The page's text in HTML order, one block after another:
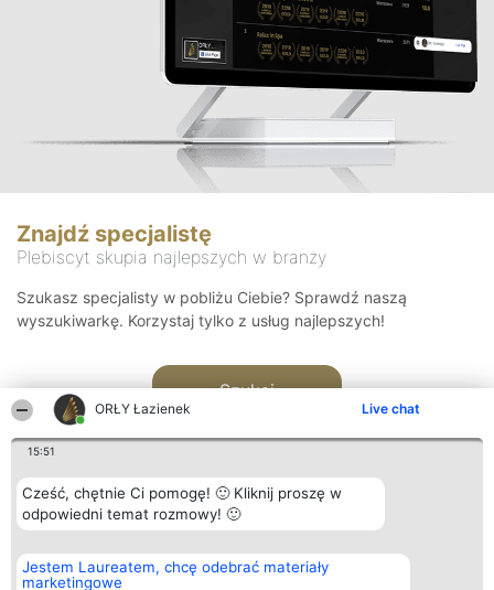
ORŁY Łazienek Live chat
15:51
Cześć, chętnie Ci pomogę! 🙂 Kliknij proszę w
odpowiedni temat rozmowy! 🙂
Jestem Laureatem, chcę odebrać materiały
marketingowe
Znajdź specjalistę
Plebiscyt skupia najlepszych w branży
Szukasz specjalisty w pobliżu Ciebie? Sprawdź naszą
wyszukiwarkę. Korzystaj tylko z usług najlepszych!
Szukaj
Organizator plebiscytu
Bright Side Solutions sp. z o.
o. sp. k.
Plebiscyt
Laureaci
Kontakt
Kontakt